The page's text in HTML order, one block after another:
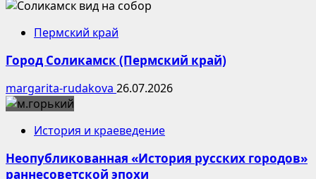
Пермский край
Город Соликамск (Пермский край)
margarita-rudakova 26.07.2026
История и краеведение
Неопубликованная «История русских городов»
раннесоветской эпохи